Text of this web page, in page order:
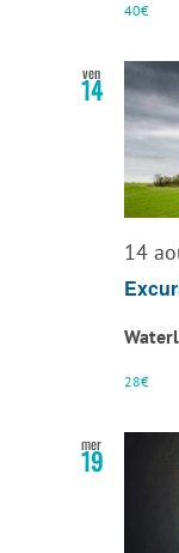
40€
ven
14
14
28€
mer
19